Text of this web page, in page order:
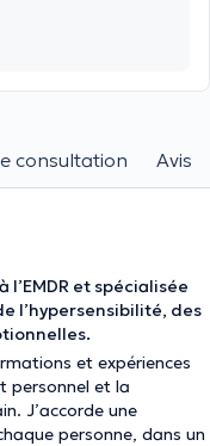
consultation Avis
et spécialisée
l’hypersensibilité, des
et expériences
personnel et la
J’accorde une
personne, dans un